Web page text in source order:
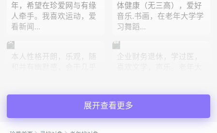
年，希望在珍爱网与有缘
人牵手。我喜欢运动，爱
看新闻...
安
步本人性格开朗，乐观，随
意女士为伴，牵手共度美
好的老年生活。
体健康（无三高），爱好
音乐.书画，在老年大学学
习舞蹈...
森
雨企业财务退休，学过医，
有爱心，处事果断，善解
人意。想寻觅一个身体相
展开查看更多